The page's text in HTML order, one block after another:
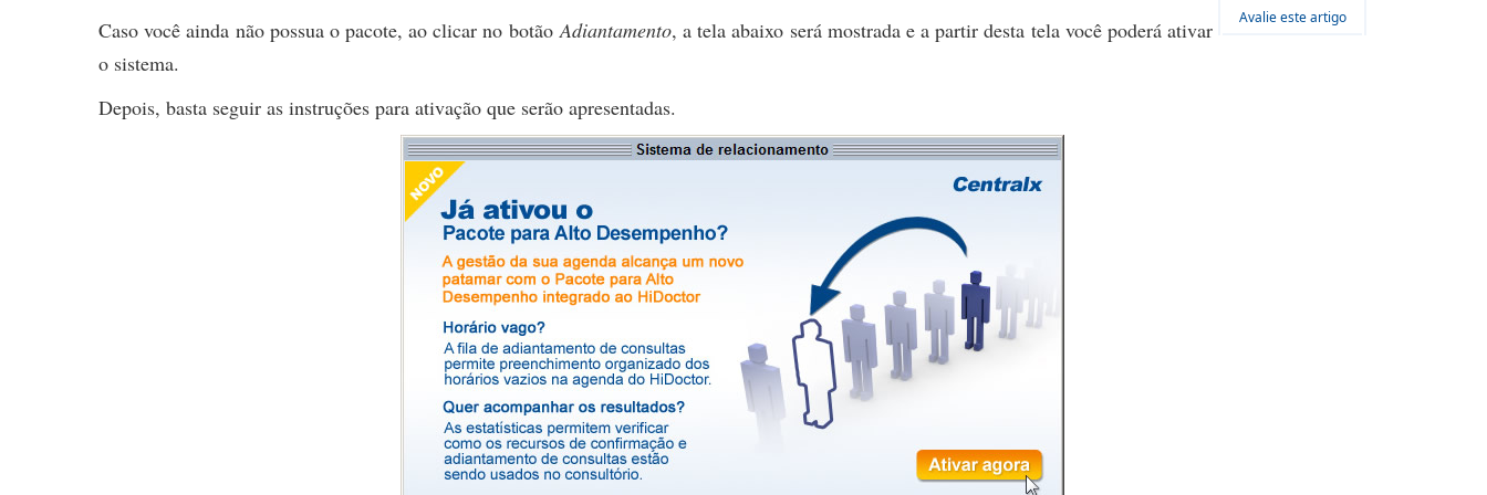
Avalie este artigo
Caso você ainda não possua o pacote, ao clicar no botãoAdiantamento, a tela abaixo será mostrada e a partir desta tela você poderá ativar
o sistema.
Depois, basta seguir as instruções para ativação que serão apresentadas.